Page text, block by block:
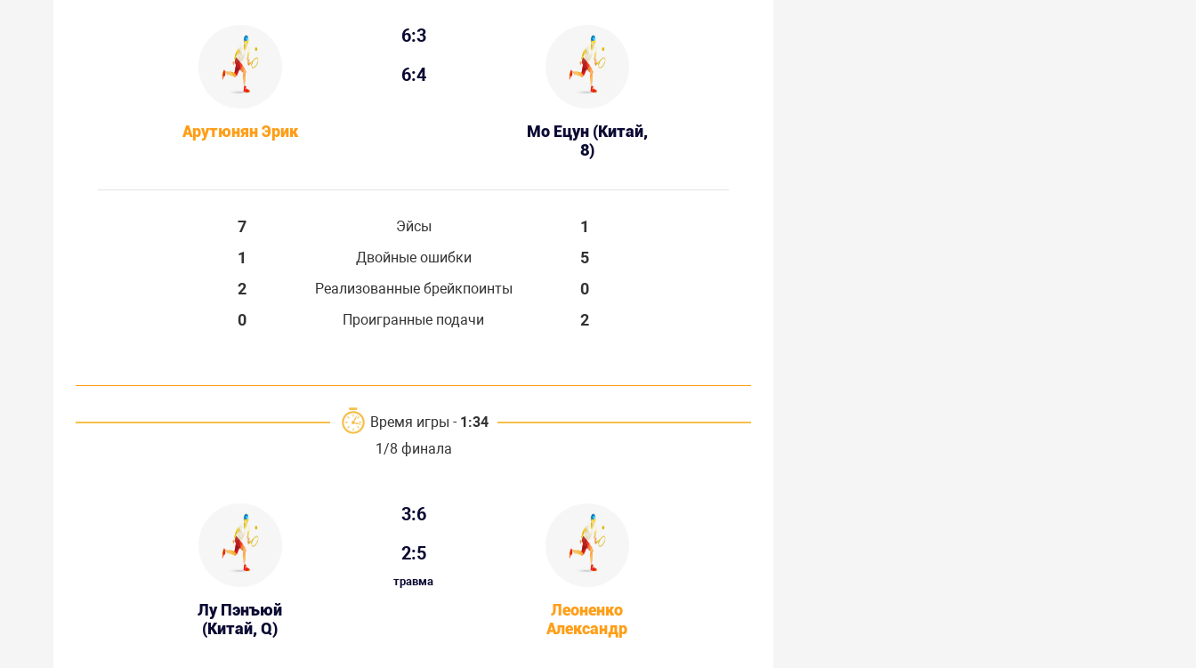
Арутюнян Эрик
6:3
6:4
Мо Ецун (Китай,
8)
7 Эйсы
1
1
Двойные ошибки
5
2
Реализованные брейкпоинты
0
0
Проигранные подачи 2
Время игры - 1:34
1/8 финала
Лу Пэнъюй
(Китай, Q)
3:6
2:5
травма
Леоненко
Александр